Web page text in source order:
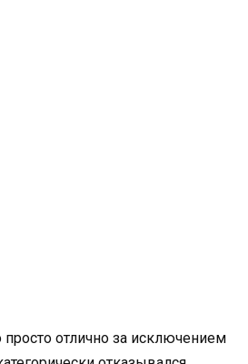
отлично за исключением